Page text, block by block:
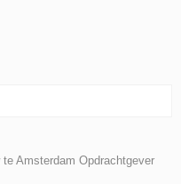
Amsterdam Opdrachtgever